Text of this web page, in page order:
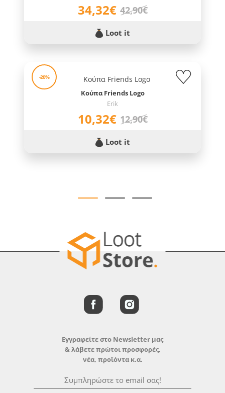
34,32€ 42,90€
Loot it
-20%
Κούπα Friends Logo
Erik
10,32€ 12,90€
Loot it
Εγγραφείτε στο Newsletter μας
& λάβετε πρώτοι προσφορές,
νέα, προϊόντα κ.α.